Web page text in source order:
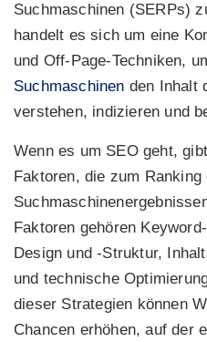
Suchmaschinen (SERPs)
handelt es sich um eine
und Off-Page-Techniken,
Suchmaschinen den Inhalt
verstehen, indizieren und
Wenn es um SEO geht,
Faktoren, die zum
Faktoren gehören
Design und -Struktur,
und technische
dieser Strategien können
Chancen erhöhen, auf der